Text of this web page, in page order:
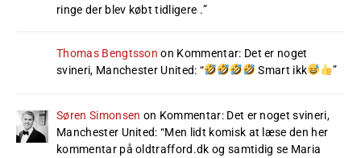
ringe der blev købt tidligere .”
Thomas Bengtsson on Kommentar: Det er noget
svineri, Manchester United: “ Smart ikk ”
Søren Simonsen on Kommentar: Det er noget svineri,
Manchester United: “Men lidt komisk at læse den her
kommentar på oldtrafford.dk og samtidig se Maria